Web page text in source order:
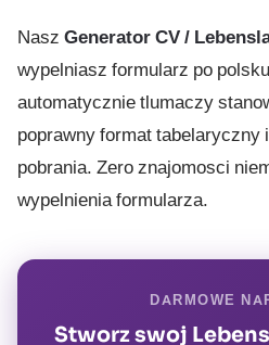
Nasz Generator CV /
wypelniasz formularz po
automatycznie tlumaczy
poprawny format tabelaryczny
pobrania. Zero znajomosci
wypelnienia formularza.
DARMOWE
Stworz swoj